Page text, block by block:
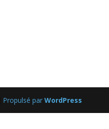
Propulsé parWordPress